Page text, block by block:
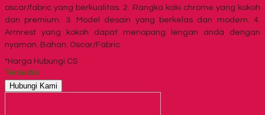
oscar/fabric yang berkualitas. 2. Rangka kaki chrome yang kokoh
dan premium. 3. Model desain yang berkelas dan modern. 4.
Armrest yang kokoh dapat menopang lengan anda dengan
nyaman. Bahan: Oscar/Fabric
*Harga Hubungi CS
Tersedia
Hubungi Kami